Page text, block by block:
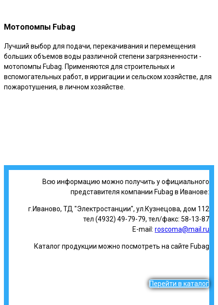
Мотопомпы Fubag
Лучший выбор для подачи, перекачивания и перемещения
больших объемов воды различной степени загрязненности -
мотопомпы Fubag. Применяются для строительных и
вспомогательных работ, в ирригации и сельском хозяйстве, для
пожаротушения, в личном хозяйстве.
Всю информацию можно получить у официального
представителя компании Fubag в Иванове:
г.Иваново, ТД "Электростанции", ул.Кузнецова, дом 112
тел (4932) 49-79-79, тел/факс: 58-13-87
E-mail: roscoma@mail.ru
Каталог продукции можно посмотреть на сайте Fubag
Перейти в каталог